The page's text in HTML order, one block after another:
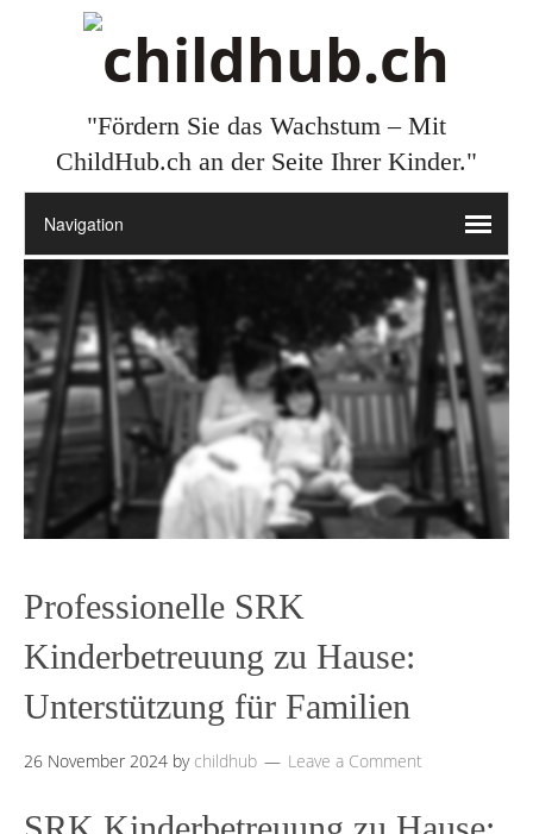
"Fördern Sie das Wachstum – Mit
ChildHub.ch an der Seite Ihrer Kinder."
Professionelle SRK
Kinderbetreuung zu Hause:
Unterstützung für Familien
26 November 2024 by childhub Leave a Comment